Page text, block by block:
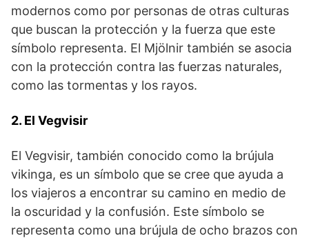
modernos como por personas de otras culturas
que buscan ⁤la protección y la fuerza que este
símbolo representa. El Mjölnir‍ también se asocia
con⁢ la ⁢protección contra las‍ fuerzas naturales,
‌como las⁣ tormentas y ⁤los rayos.
2. El ⁣Vegvisir
El ⁣Vegvisir, también conocido como la brújula
vikinga, es un símbolo que se⁣ cree que ayuda a
los viajeros ⁣a encontrar su camino en medio de
la oscuridad y la confusión. Este símbolo se
representa como una brújula de ocho brazos con